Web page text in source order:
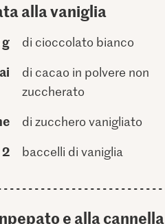
alla vaniglia
di cioccolato bianco
di cacao in polvere non
zuccherato
di zucchero vanigliato
2 baccelli di vaniglia
e alla cannella